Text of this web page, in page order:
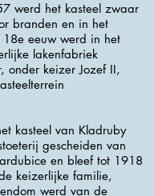
werd het kasteel zwaar
branden en in het
eeuw werd in het
lakenfabriek
onder keizer Jozef II,
kasteel van Kladruby
gescheiden van
en bleef tot 1918
keizerlijke familie,
werd van de